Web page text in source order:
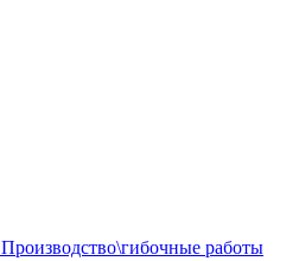
Производство\гибочные работы